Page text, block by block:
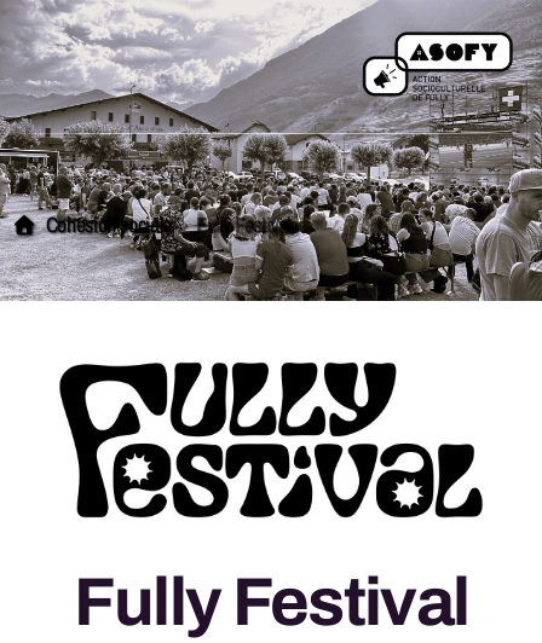
Cohésion sociale Fully Festival
Fully Festival
Comité
Être membre
Rapports d'activité